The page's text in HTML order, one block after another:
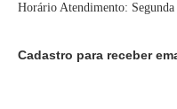
Horário Atendimento: Segunda
Cadastro para receber